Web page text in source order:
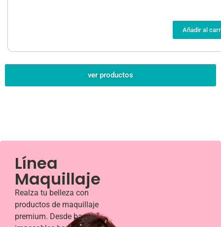
Añadir al
ver productos
Línea
Maquillaje
Realza tu belleza con
productos de maquillaje
premium. Desde bases